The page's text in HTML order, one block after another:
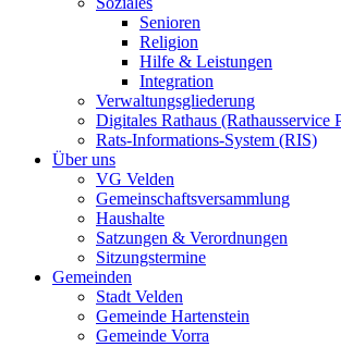
Senioren
Religion
Hilfe & Leistungen
Integration
Verwaltungsgliederung
Digitales Rathaus (Rathausservice
Rats-Informations-System (RIS)
Über uns
VG Velden
Gemeinschaftsversammlung
Haushalte
Satzungen & Verordnungen
Sitzungstermine
Gemeinden
Stadt Velden
Gemeinde Hartenstein
Gemeinde Vorra